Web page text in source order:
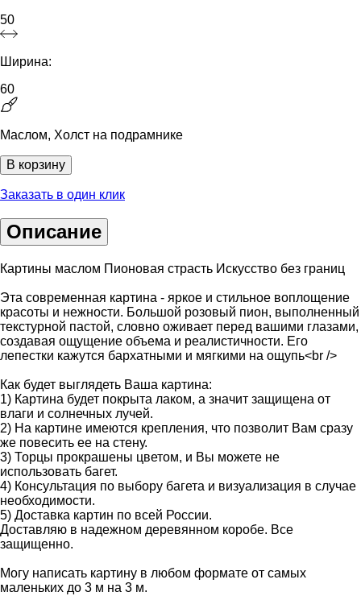
50
Ширина:
60
Маслом, Холст на подрамнике
В корзину
Заказать в один клик
Описание
Картины маслом Пионовая страсть Искусство без границ
Эта современная картина - яркое и стильное воплощение
красоты и нежности. Большой розовый пион, выполненный
текстурной пастой, словно оживает перед вашими глазами,
создавая ощущение объема и реалистичности. Его
лепестки кажутся бархатными и мягкими на ощупь<br />
Как будет выглядеть Ваша картина:
1) Картина будет покрыта лаком, а значит защищена от
влаги и солнечных лучей.
2) На картине имеются крепления, что позволит Вам сразу
же повесить ее на стену.
3) Торцы прокрашены цветом, и Вы можете не
использовать багет.
4) Консультация по выбору багета и визуализация в случае
необходимости.
5) Доставка картин по всей России.
Доставляю в надежном деревянном коробе. Все
защищенно.
Могу написать картину в любом формате от самых
маленьких до 3 м на 3 м.